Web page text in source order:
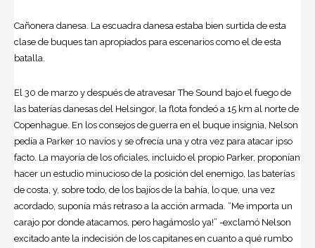
Cañonera danesa. La escuadra danesa estaba bien surtida de esta
clase de buques tan apropiados para escenarios como el de esta
batalla.
El 30 de marzo y después de atravesar The Sound bajo el fuego de
las baterías danesas del Helsingor, la flota fondeó a 15 km al norte de
Copenhague. En los consejos de guerra en el buque insignia, Nelson
pedía a Parker 10 navíos y se ofrecía una y otra vez para atacar ipso
facto. La mayoría de los oficiales, incluido el propio Parker, proponían
hacer un estudio minucioso de la posición del enemigo, las baterías
de costa, y, sobre todo, de los bajíos de la bahía, lo que, una vez
acordado, suponía más retraso a la acción armada. “Me importa un
carajo por donde atacamos, pero hagámoslo ya!” -exclamó Nelson
excitado ante la indecisión de los capitanes en cuanto a qué rumbo